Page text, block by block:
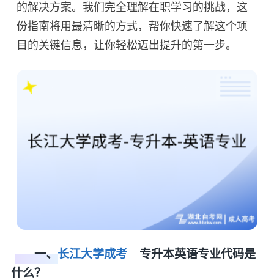
的解决方案。我们完全理解在职学习的挑战，这
份指南将用最清晰的方式，帮你快速了解这个项
目的关键信息，让你轻松迈出提升的第一步。
一、长江大学成考
专升本英语专业代码是
什么？